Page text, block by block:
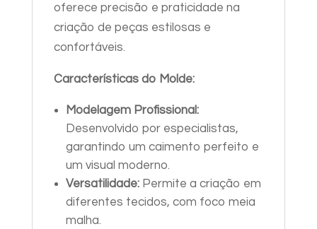
oferece precisão e praticidade na
criação de peças estilosas e
confortáveis.
Características do Molde:
Modelagem Profissional:
Desenvolvido por especialistas,
garantindo um caimento perfeito e
um visual moderno.
Versatilidade:Permite a criação em
diferentes tecidos, com foco meia
malha.